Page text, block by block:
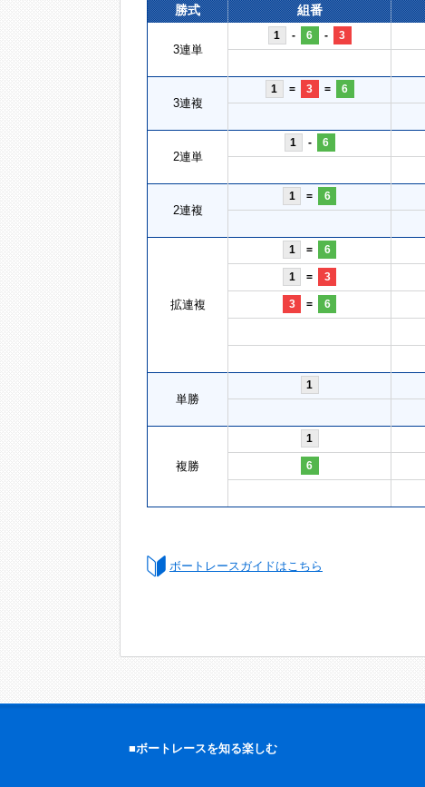
勝式 組番
3連単
1 - 6 - 3
3連複
1 = 3 = 6
2連単
1 - 6
2連複
1 = 6
拡連複
1 = 6
1 = 3
3 = 6
単勝
1
複勝
1
6
ボートレースガイドはこちら
■ボートレースを知る楽しむ